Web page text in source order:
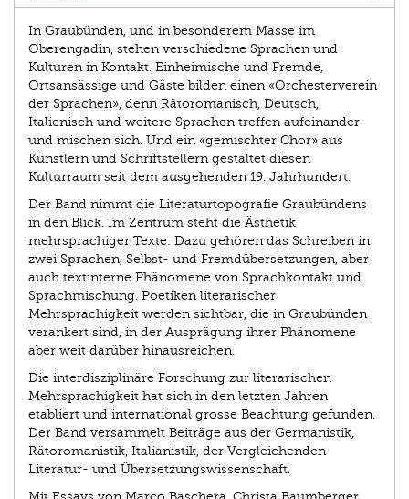
In Graubünden, und in besonderem Masse im
Oberengadin, stehen verschiedene Sprachen und
Kulturen in Kontakt. Einheimische und Fremde,
Ortsansässige und Gäste bilden einen «Orchesterverein
der Sprachen», denn Rätoromanisch, Deutsch,
Italienisch und weitere Sprachen treffen aufeinander
und mischen sich. Und ein «gemischter Chor» aus
Künstlern und Schriftstellern gestaltet diesen
Kulturraum seit dem ausgehenden 19. Jahrhundert.
Der Band nimmt die Literaturtopografie Graubündens
in den Blick. Im Zentrum steht die Ästhetik
mehrsprachiger Texte: Dazu gehören das Schreiben in
zwei Sprachen, Selbst- und Fremdübersetzungen, aber
auch textinterne Phänomene von Sprachkontakt und
Sprachmischung. Poetiken literarischer
Mehrsprachigkeit werden sichtbar, die in Graubünden
verankert sind, in der Ausprägung ihrer Phänomene
aber weit darüber hinausreichen.
Die interdisziplinäre Forschung zur literarischen
Mehrsprachigkeit hat sich in den letzten Jahren
etabliert und international grosse Beachtung gefunden.
Der Band versammelt Beiträge aus der Germanistik,
Rätoromanistik, Italianistik, der Vergleichenden
Literatur- und Übersetzungswissenschaft.